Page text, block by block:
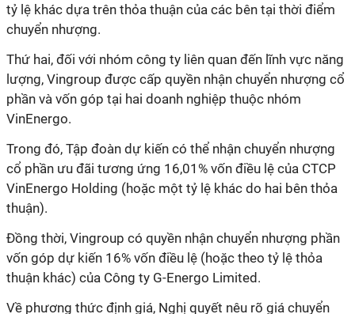
tỷ lệ khác dựa trên thỏa thuận của các bên tại thời điểm
chuyển nhượng.
Thứ hai, đối với nhóm công ty liên quan đến lĩnh vực năng
lượng, Vingroup được cấp quyền nhận chuyển nhượng cổ
phần và vốn góp tại hai doanh nghiệp thuộc nhóm
VinEnergo.
Trong đó, Tập đoàn dự kiến có thể nhận chuyển nhượng
cổ phần ưu đãi tương ứng 16,01% vốn điều lệ của CTCP
VinEnergo Holding (hoặc một tỷ lệ khác do hai bên thỏa
thuận).
Đồng thời, Vingroup có quyền nhận chuyển nhượng phần
vốn góp dự kiến 16% vốn điều lệ (hoặc theo tỷ lệ thỏa
thuận khác) của Công ty G-Energo Limited.
Về phương thức định giá, Nghị quyết nêu rõ giá chuyển